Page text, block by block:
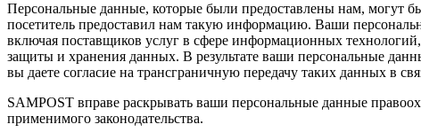
Персональные данные, которые были предоставлены нам, могут
посетитель предоставил нам такую информацию. Ваши
включая поставщиков услуг в сфере информационных
защиты и хранения данных. В результате ваши персональные
вы даете согласие на трансграничную передачу таких данных в
SAMPOST вправе раскрывать ваши персональные данные
применимого законодательства.